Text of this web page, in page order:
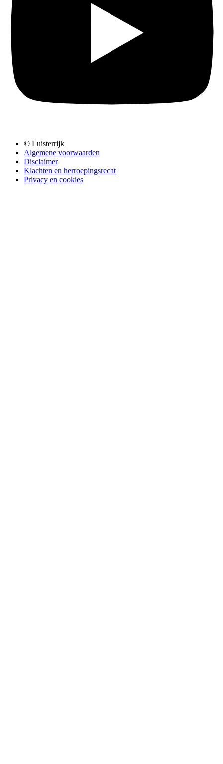
© Luisterrijk
Algemene voorwaarden
Disclaimer
Klachten en herroepingsrecht
Privacy en cookies